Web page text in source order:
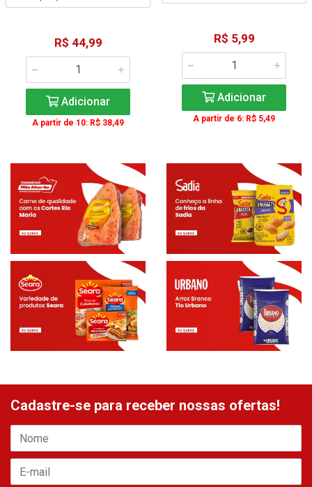
R$ 44,99
Adicionar
A partir de 10: R$ 38,49
R$ 5,99
Adicionar
A partir de 6: R$ 5,49
Cadastre-se para receber nossas ofertas!